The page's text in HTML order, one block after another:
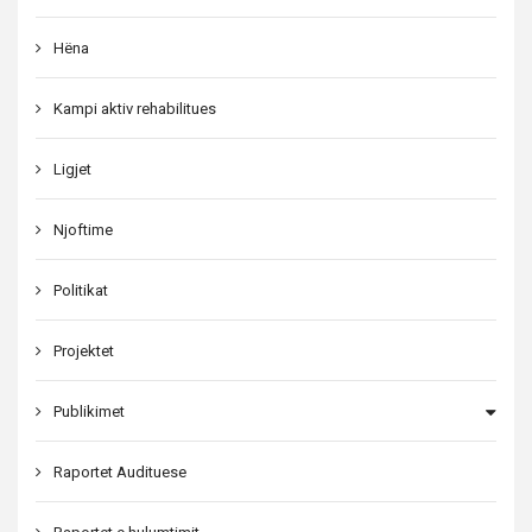
Hëna
Kampi aktiv rehabilitues
Ligjet
Njoftime
Politikat
Projektet
Publikimet
Raportet Audituese